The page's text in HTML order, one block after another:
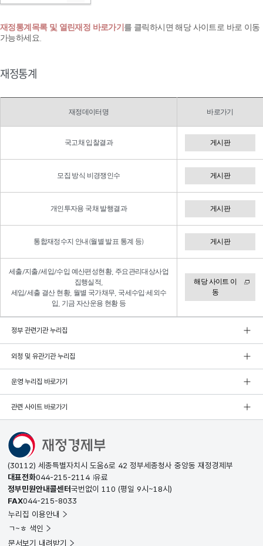
재정통계목록 및 열린재정 바로가기 를 클릭하시면 해당 사이트로 바로 이동
가능하세요.
재정통계
재정데이터명 바로가기
국고채 입찰결과 게시판
모집 방식 비경쟁인수 게시판
개인투자용 국채 발행결과 게시판
통합재정수지 안내(월별 발표 통계 등) 게시판
세출/지출/세입/수입 예산편성현황, 주요관리대상사업
집행실적,
세입/세출 결산 현황, 월별 국가채무, 국세수입·세외수
입, 기금 자산운용 현황 등
해당 사이트 이
동
정부 관련기관 누리집
외청 및 유관기관 누리집
운영 누리집 바로가기
관련 사이트 바로가기
(30112) 세종특별자치시 도움6로 42 정부세종청사 중앙동 재정경제부
대표전화044-215-2114 유료
정부민원안내콜센터국번없이 110 (평일 9시~18시)
FAX044-215-8033
누리집 이용안내
ㄱ~ㅎ 색인
문서보기 내려받기